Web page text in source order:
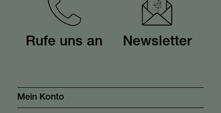
Rufe uns an Newsletter
Mein Konto